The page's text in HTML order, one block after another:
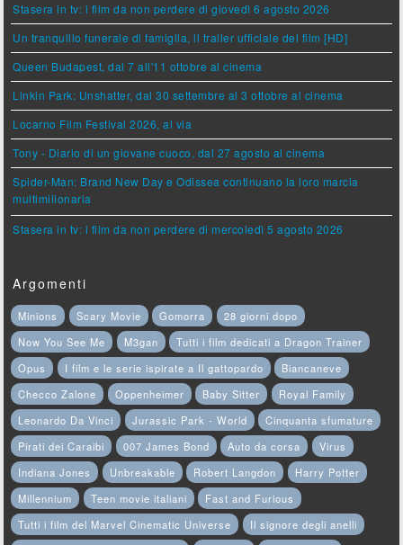
Stasera in tv: i film da non perdere di giovedì 6 agosto 2026
Un tranquillo funerale di famiglia, il trailer ufficiale del film [HD]
Queen Budapest, dal 7 all'11 ottobre al cinema
Linkin Park: Unshatter, dal 30 settembre al 3 ottobre al cinema
Locarno Film Festival 2026, al via
Tony - Diario di un giovane cuoco, dal 27 agosto al cinema
Spider-Man: Brand New Day e Odissea continuano la loro marcia
multimilionaria
Stasera in tv: i film da non perdere di mercoledì 5 agosto 2026
Argomenti
Minions Scary Movie Gomorra
28 giorni dopo
Now You See Me
M3gan
Tutti i film dedicati a Dragon Trainer
Opus
I film e le serie ispirate a Il gattopardo
Biancaneve
Checco Zalone
Oppenheimer Baby Sitter
Royal Family
Leonardo Da Vinci
Jurassic Park - World
Cinquanta sfumature
Pirati dei Caraibi
007 James Bond Auto da corsa
Virus
Indiana Jones
Unbreakable Robert Langdon
Harry Potter
Millennium
Teen movie italiani
Fast and Furious
Tutti i film del Marvel Cinematic Universe
Il signore degli anelli